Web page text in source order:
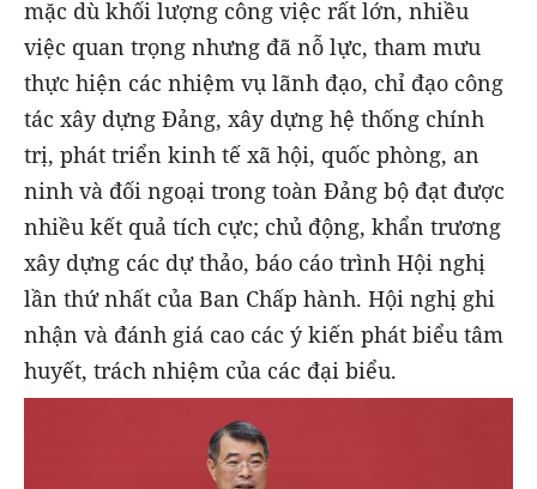
mặc dù khối lượng công việc rất lớn, nhiều
việc quan trọng nhưng đã nỗ lực, tham mưu
thực hiện các nhiệm vụ lãnh đạo, chỉ đạo công
tác xây dựng Đảng, xây dựng hệ thống chính
trị, phát triển kinh tế xã hội, quốc phòng, an
ninh và đối ngoại trong toàn Đảng bộ đạt được
nhiều kết quả tích cực; chủ động, khẩn trương
xây dựng các dự thảo, báo cáo trình Hội nghị
lần thứ nhất của Ban Chấp hành. Hội nghị ghi
nhận và đánh giá cao các ý kiến phát biểu tâm
huyết, trách nhiệm của các đại biểu.